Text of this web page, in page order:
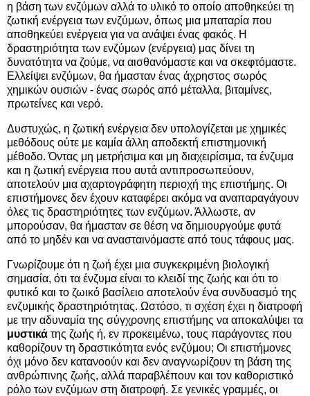
η βάση των ενζύμων αλλά το υλικό το οποίο αποθηκεύει τη
ζωτική ενέργεια των ενζύμων, όπως μια μπαταρία που
αποθηκεύει ενέργεια για να ανάψει ένας φακός. Η
δραστηριότητα των ενζύμων (ενέργεια) μας δίνει τη
δυνατότητα να ζούμε, να αισθανόμαστε και να σκεφτόμαστε.
Ελλείψει ενζύμων, θα ήμασταν ένας άχρηστος σωρός
χημικών ουσιών - ένας σωρός από μέταλλα, βιταμίνες,
πρωτείνες και νερό.
Δυστυχώς, η ζωτική ενέργεια δεν υπολογίζεται με χημικές
μεθόδους ούτε με καμία άλλη αποδεκτή επιστημονική
μέθοδο. Όντας μη μετρήσιμα και μη διαχειρίσιμα, τα ένζυμα
και η ζωτική ενέργεια που αυτά αντιπροσωπεύουν,
αποτελούν μια αχαρτογράφητη περιοχή της επιστήμης. Οι
επιστήμονες δεν έχουν καταφέρει ακόμα να αναπαραγάγουν
όλες τις δραστηριότητες των ενζύμων. Άλλωστε, αν
μπορούσαν, θα ήμασταν σε θέση να δημιουργούμε φυτά
από το μηδέν και να ανασταινόμαστε από τους τάφους μας.
Γνωρίζουμε ότι η ζωή έχει μια συγκεκριμένη βιολογική
σημασία, ότι τα ένζυμα είναι το κλειδί της ζωής και ότι το
φυτικό και το ζωικό βασίλειο αποτελούν ένα συνδυασμό της
ενζυμικής δραστηριότητας. Ωστόσο, τι σχέση έχει η διατροφή
με την αδυναμία της σύγχρονης επιστήμης να αποκαλύψει τα
μυστικά της ζωής ή, εν προκειμένω, τους παράγοντες που
καθορίζουν τη δραστικότητα ενός ενζύμου; Οι επιστήμονες
όχι μόνο δεν κατανοούν και δεν αναγνωρίζουν τη βάση της
ανθρώπινης ζωής, αλλά παραβλέπουν και τον καθοριστικό
ρόλο των ενζύμων στη διατροφή. Σε γενικές γραμμές, οι